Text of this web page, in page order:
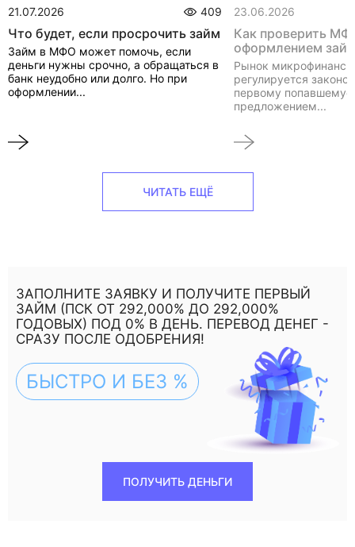
21.07.2026 409
Что будет, если просрочить займ
Займ в МФО может помочь, если
деньги нужны срочно, а обращаться в
банк неудобно или долго. Но при
оформлении...
23.06.2026
Как проверить
оформлением
Рынок
регулируется
первому
предложением...
ЧИТАТЬ ЕЩЁ
ЗАПОЛНИТЕ ЗАЯВКУ И ПОЛУЧИТЕ ПЕРВЫЙ
ЗАЙМ (ПСК ОТ 292,000% ДО 292,000%
ГОДОВЫХ) ПОД 0% В ДЕНЬ. ПЕРЕВОД ДЕНЕГ -
СРАЗУ ПОСЛЕ ОДОБРЕНИЯ!
БЫСТРО И БЕЗ %
ПОЛУЧИТЬ ДЕНЬГИ